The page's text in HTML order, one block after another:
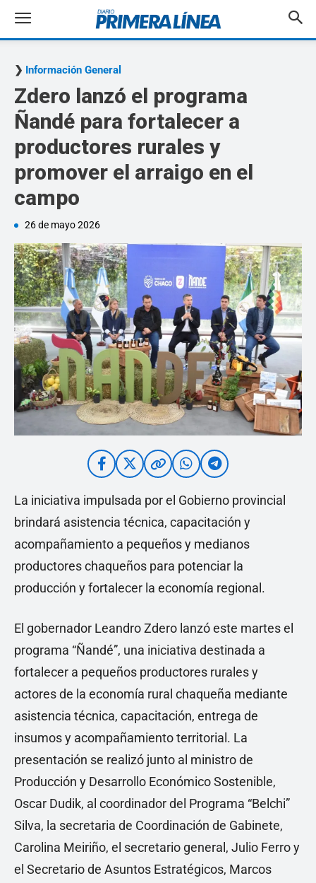
Información General
Zdero lanzó el programa
Ñandé para fortalecer a
productores rurales y
promover el arraigo en el
campo
26 de mayo 2026
La iniciativa impulsada por el Gobierno provincial
brindará asistencia técnica, capacitación y
acompañamiento a pequeños y medianos
productores chaqueños para potenciar la
producción y fortalecer la economía regional.
El gobernador Leandro Zdero lanzó este martes el
programa “Ñandé”, una iniciativa destinada a
fortalecer a pequeños productores rurales y
actores de la economía rural chaqueña mediante
asistencia técnica, capacitación, entrega de
insumos y acompañamiento territorial. La
presentación se realizó junto al ministro de
Producción y Desarrollo Económico Sostenible,
Oscar Dudik, al coordinador del Programa “Belchi”
Silva, la secretaria de Coordinación de Gabinete,
Carolina Meiriño, el secretario general, Julio Ferro y
el Secretario de Asuntos Estratégicos, Marcos